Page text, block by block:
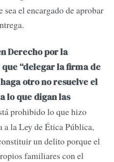
sea el encargado de aprobar
Derecho por la
“delegar la firma de
otro no resuelve el
lo que digan las
prohibido lo que hizo
a la Ley de Ética Pública,
un delito porque el
familiares con el